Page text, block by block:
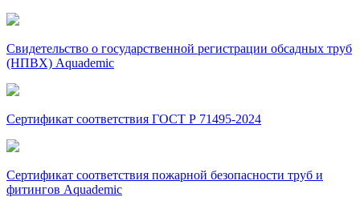
Свидетельство о государственной регистрации обсадных труб
(НПВХ) Aquademic
Сертификат соответствия ГОСТ Р 71495-2024
Сертификат соответствия пожарной безопасности труб и
фитингов Aquademic